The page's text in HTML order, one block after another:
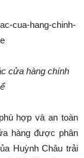
cửa hàng chính
hợp và an toàn
hàng được phân
Huỳnh Châu trải